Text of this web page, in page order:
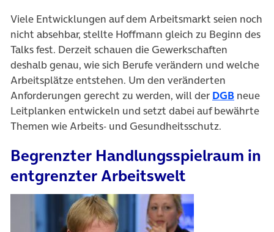
Viele Entwicklungen auf dem Arbeitsmarkt seien noch
nicht absehbar, stellte Hoffmann gleich zu Beginn des
Talks fest. Derzeit schauen die Gewerkschaften
deshalb genau, wie sich Berufe verändern und welche
Arbeitsplätze entstehen. Um den veränderten
Anforderungen gerecht zu werden, will der DGB neue
Leitplanken entwickeln und setzt dabei auf bewährte
Themen wie Arbeits- und Gesundheitsschutz.
Begrenzter Handlungsspielraum in
entgrenzter Arbeitswelt